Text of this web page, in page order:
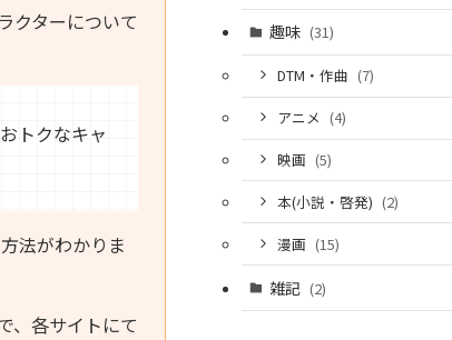
クターについて
トクなキャ
法がわかりま
、各サイトにて
趣味 (31)
DTM・作曲 (7)
アニメ (4)
映画 (5)
本(小説・啓発) (2)
漫画 (15)
雑記 (2)